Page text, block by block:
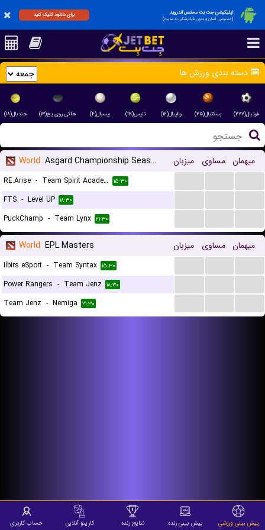
اپلیکیشن جت بت مختص اندروید
(دسترسی آسان و بدون فیلترشکن به سایت)
برای دانلود کلیک کنید
دسته بندی ورزش ها
فوتبال(۲۷۷) بسکتبال(۳۵) والیبال(۱۲) تنیس(۱۱۹) بیسبال(۴) هاکی روی یخ(۱۳) هندبال(۱۸)
World Asgard Championship Season میزبان مساوی میهمان
RE.Arise - Team Spirit Academy ۱۵:۳۰
FTS - Level UP ۱۸:۳۰
PuckChamp - Team Lynx ۲۱:۳۰
World EPL Masters میزبان مساوی میهمان
Ilbirs eSport - Team Syntax ۱۵:۳۰
Power Rangers - Team Jenz ۱۸:۳۰
Team Jenz - Nemiga ۲۱:۳۰
پیش بینی ورزشی پیش بینی زنده نتایج زنده کازینو آنلاین حساب کاربری